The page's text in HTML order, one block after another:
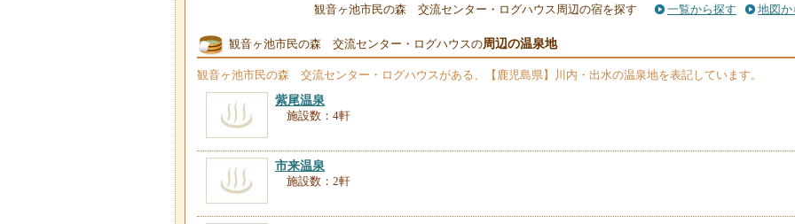
観音ヶ池市民の森 交流センター・ログハウス周辺の宿を探す 一覧から探す 地図か
観音ヶ池市民の森 交流センター・ログハウスの周辺の温泉地
観音ヶ池市民の森 交流センター・ログハウスがある、【鹿児島県】川内・出水の温泉地を表記しています。
紫尾温泉
施設数：4軒
市来温泉
施設数：2軒